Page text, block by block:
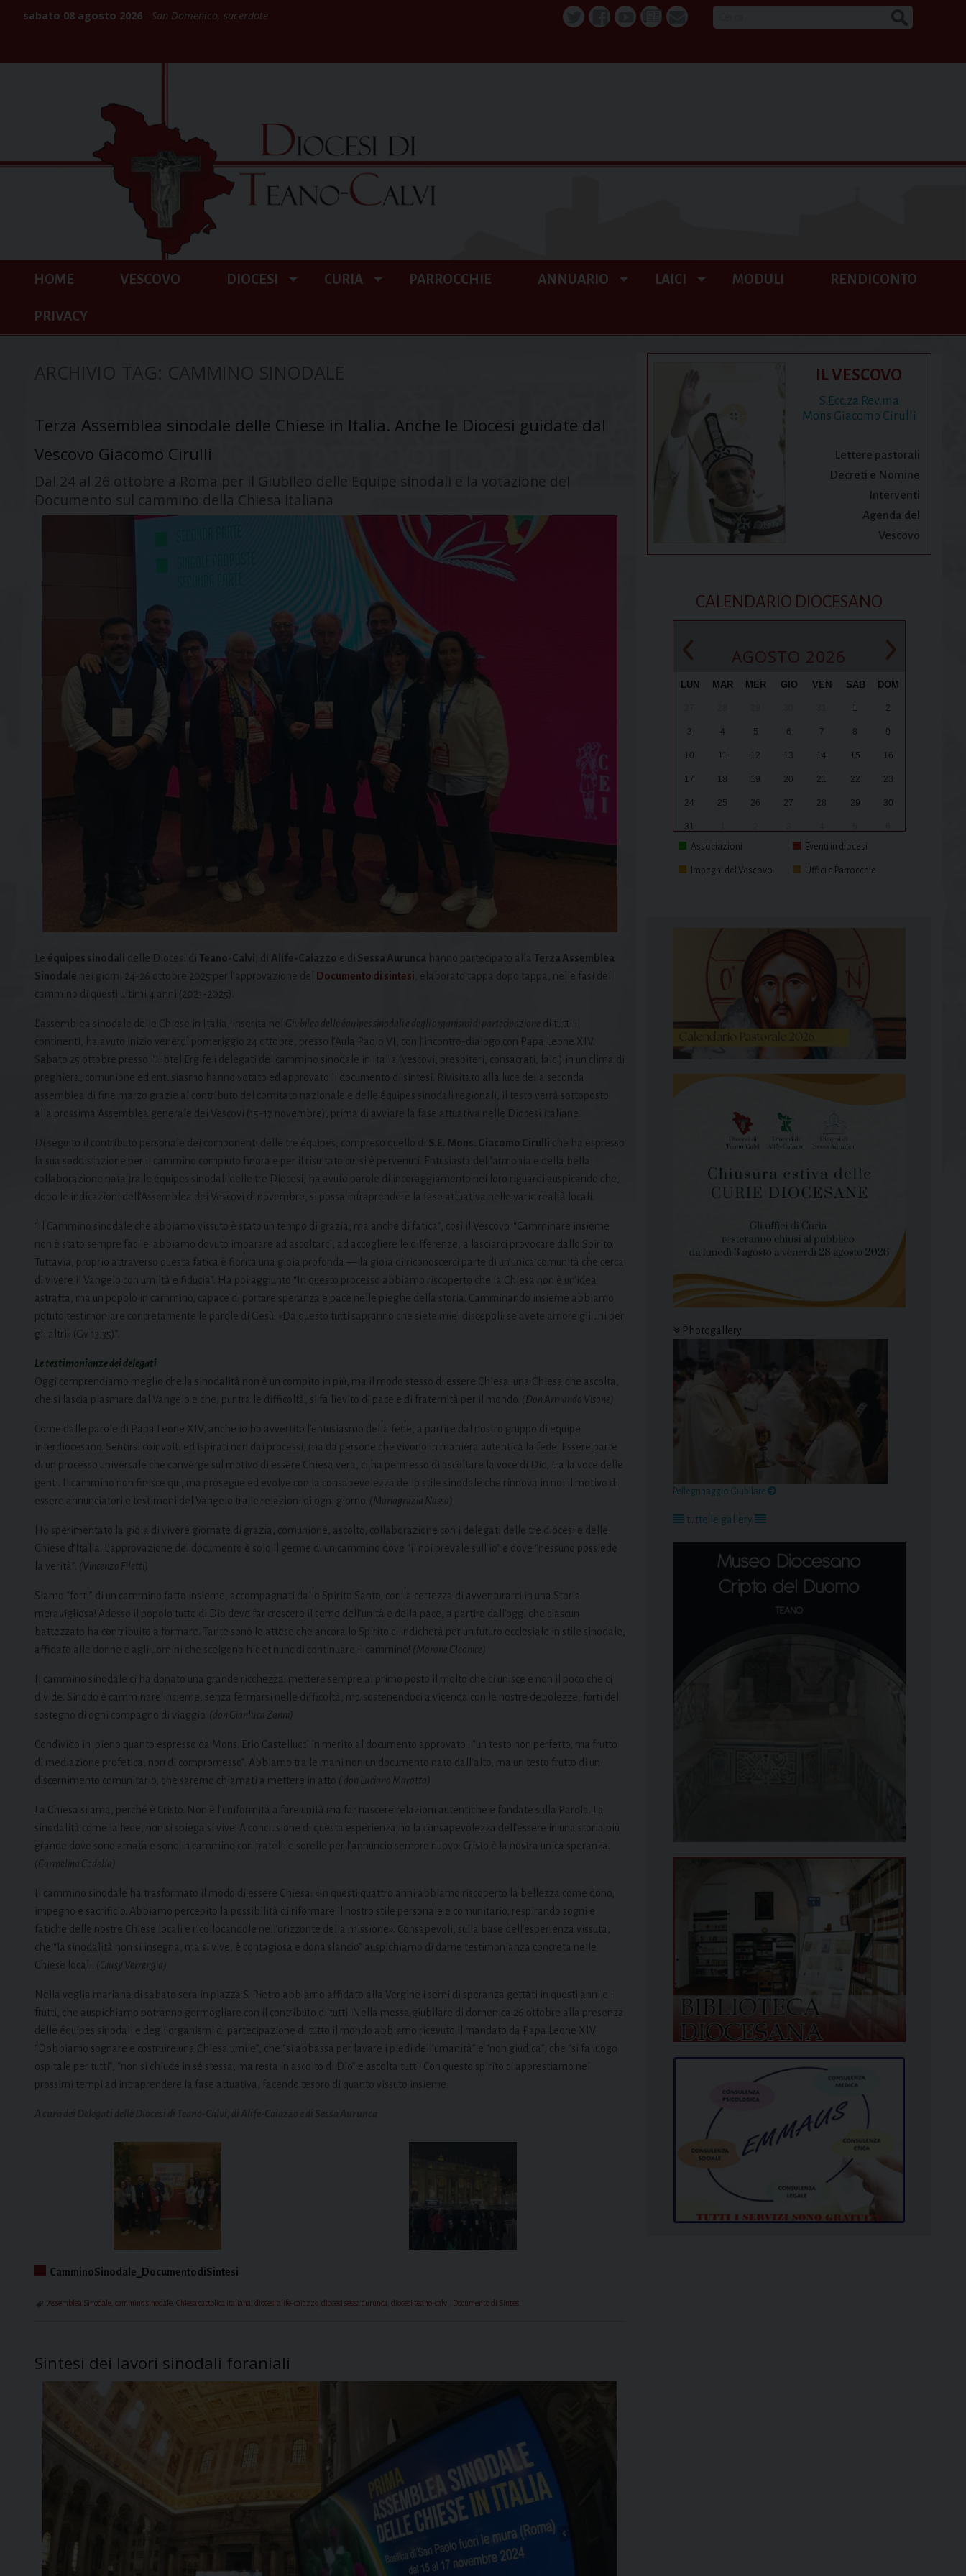
sabato 08 agosto 2026 San Domenico, sacerdote
HOME VESCOVO DIOCESI CURIA PARROCCHIE ANNUARIO LAICI MODULI RENDICONTO
PRIVACY
Terza Assemblea sinodale delle Chiese in Italia. Anche le Diocesi guidate dal
Vescovo Giacomo Cirulli
Dal 24 al 26 ottobre a Roma per il Giubileo delle Equipe sinodali e la votazione del
Documento sul cammino della Chiesa italiana
Le équipes sinodali delle Diocesi di Teano-Calvi , di Alife-Caiazzo e di Sessa Aurunca hanno partecipato alla Terza Assemblea
Sinodale nei giorni 24-26 ottobre 2025 per l’approvazione del Documento di sintesi , elaborato tappa dopo tappa, nelle fasi del
cammino di questi ultimi 4 anni (2021-2025).
L’assemblea sinodale delle Chiese in Italia, inserita nel Giubileo delle équipes sinodali e degli organismi di partecipazione di tutti i
continenti, ha avuto inizio venerdì pomeriggio 24 ottobre, presso l’Aula Paolo VI, con l’incontro-dialogo con Papa Leone XIV.
Sabato 25 ottobre presso l’Hotel Ergife i delegati del cammino sinodale in Italia (vescovi, presbiteri, consacrati, laici) in un clima di
preghiera, comunione ed entusiasmo hanno votato ed approvato il documento di sintesi. Rivisitato alla luce della seconda
assemblea di fine marzo grazie al contributo del comitato nazionale e delle équipes sinodali regionali, il testo verrà sottoposto
alla prossima Assemblea generale dei Vescovi (15-17 novembre), prima di avviare la fase attuativa nelle Diocesi italiane.
Di seguito il contributo personale dei componenti delle tre équipes, compreso quello di S.E. Mons. Giacomo Cirulli che ha espresso
la sua soddisfazione per il cammino compiuto finora e per il risultato cui si è pervenuti. Entusiasta dell’armonia e della bella
collaborazione nata tra le équipes sinodali delle tre Diocesi, ha avuto parole di incoraggiamento nei loro riguardi auspicando che,
dopo le indicazioni dell’Assemblea dei Vescovi di novembre, si possa intraprendere la fase attuativa nelle varie realtà locali.
“Il Cammino sinodale che abbiamo vissuto è stato un tempo di grazia, ma anche di fatica”, così il Vescovo. “Camminare insieme
non è stato sempre facile: abbiamo dovuto imparare ad ascoltarci, ad accogliere le differenze, a lasciarci provocare dallo Spirito.
Tuttavia, proprio attraverso questa fatica è fiorita una gioia profonda — la gioia di riconoscerci parte di un’unica comunità che cerca
di vivere il Vangelo con umiltà e fiducia”. Ha poi aggiunto “In questo processo abbiamo riscoperto che la Chiesa non è un’idea
astratta, ma un popolo in cammino, capace di portare speranza e pace nelle pieghe della storia. Camminando insieme abbiamo
potuto testimoniare concretamente le parole di Gesù: «Da questo tutti sapranno che siete miei discepoli: se avete amore gli uni per
gli altri» (Gv 13,35)”.
Le testimonianze dei delegati
Oggi comprendiamo meglio che la sinodalità non è un compito in più, ma il modo stesso di essere Chiesa: una Chiesa che ascolta,
che si lascia plasmare dal Vangelo e che, pur tra le difficoltà, si fa lievito di pace e di fraternità per il mondo. (Don Armando Visone)
Come dalle parole di Papa Leone XIV, anche io ho avvertito l’entusiasmo della fede, a partire dal nostro gruppo di equipe
interdiocesano. Sentirsi coinvolti ed ispirati non dai processi, ma da persone che vivono in maniera autentica la fede. Essere parte
di un processo universale che converge sul motivo di essere Chiesa vera, ci ha permesso di ascoltare la voce di Dio, tra la voce delle
genti. Il cammino non finisce qui, ma prosegue ed evolve con la consapevolezza dello stile sinodale che rinnova in noi il motivo di
essere annunciatori e testimoni del Vangelo tra le relazioni di ogni giorno. (Mariagrazia Nassa)
Ho sperimentato la gioia di vivere giornate di grazia, comunione, ascolto, collaborazione con i delegati delle tre diocesi e delle
Chiese d’Italia. L’approvazione del documento è solo il germe di un cammino dove “il noi prevale sull’io” e dove “nessuno possiede
la verità”. (Vincenzo Filetti)
Siamo “forti” di un cammino fatto insieme, accompagnati dallo Spirito Santo, con la certezza di avventurarci in una Storia
meravigliosa! Adesso il popolo tutto di Dio deve far crescere il seme dell’unità e della pace, a partire dall’oggi che ciascun
battezzato ha contribuito a formare. Tante sono le attese che ancora lo Spirito ci indicherà per un futuro ecclesiale in stile sinodale,
affidato alle donne e agli uomini che scelgono hic et nunc di continuare il cammino! (Morone Cleonice)
Il cammino sinodale ci ha donato una grande ricchezza: mettere sempre al primo posto il molto che ci unisce e non il poco che ci
divide. Sinodo è camminare insieme, senza fermarsi nelle difficoltà, ma sostenendoci a vicenda con le nostre debolezze, forti del
sostegno di ogni compagno di viaggio. (don Gianluca Zanni)
Condivido in pieno quanto espresso da Mons. Erio Castellucci in merito al documento approvato : “un testo non perfetto, ma frutto
di mediazione profetica, non di compromesso”. Abbiamo tra le mani non un documento nato dall’alto, ma un testo frutto di un
discernimento comunitario, che saremo chiamati a mettere in atto ( don Luciano Marotta)
La Chiesa si ama, perché è Cristo. Non è l’uniformità a fare unità ma far nascere relazioni autentiche e fondate sulla Parola. La
sinodalità come la fede, non si spiega si vive! A conclusione di questa esperienza ho la consapevolezza dell’essere in una storia più
grande dove sono amata e sono in cammino con fratelli e sorelle per l’annuncio sempre nuovo: Cristo è la nostra unica speranza.
(Carmelina Codella)
Il cammino sinodale ha trasformato il modo di essere Chiesa: «In questi quattro anni abbiamo riscoperto la bellezza come dono,
impegno e sacrificio. Abbiamo percepito la possibilità di riformare il nostro stile personale e comunitario, respirando sogni e
fatiche delle nostre Chiese locali e ricollocandole nell’orizzonte della missione». Consapevoli, sulla base dell’esperienza vissuta,
che “la sinodalità non si insegna, ma si vive, è contagiosa e dona slancio” auspichiamo di darne testimonianza concreta nelle
Chiese locali. (Giusy Verrengia)
Nella veglia mariana di sabato sera in piazza S. Pietro abbiamo affidato alla Vergine i semi di speranza gettati in questi anni e i
frutti, che auspichiamo potranno germogliare con il contributo di tutti. Nella messa giubilare di domenica 26 ottobre alla presenza
delle équipes sinodali e degli organismi di partecipazione di tutto il mondo abbiamo ricevuto il mandato da Papa Leone XIV:
“Dobbiamo sognare e costruire una Chiesa umile”, che “si abbassa per lavare i piedi dell’umanità” e “non giudica”, che “si fa luogo
ospitale per tutti”, “non si chiude in sé stessa, ma resta in ascolto di Dio” e ascolta tutti. Con questo spirito ci apprestiamo nei
prossimi tempi ad intraprendere la fase attuativa, facendo tesoro di quanto vissuto insieme.
CamminoSinodale_DocumentodiSintesi
Assemblea Sinodale cammino sinodale Chiesa cattolica italiana diocesi alife-caiazzo, diocesi sessa aurunca diocesi teano-calvi Documento di Sintesi
Sintesi dei lavori sinodali foraniali
IL VESCOVO
S.Ecc.za Rev.ma
Mons Giacomo Cirulli
Lettere pastorali
Decreti e Nomine
Interventi
Agenda del
Vescovo
CALENDARIO DIOCESANO
‹ AGOSTO 2026 ›
LUN MAR MER GIO VEN SAB DOM
1 2
3 4 5 6 7 8 9
10 11 12 13 14 15 16
17 18 19 20 21 22 23
24 25 26 27 28 29 30
31
Associazioni
Eventi in diocesi
Impegni del Vescovo Uffici e Parrocchie
Photogallery
Pellegrinaggio Giubilare
tutte le gallery